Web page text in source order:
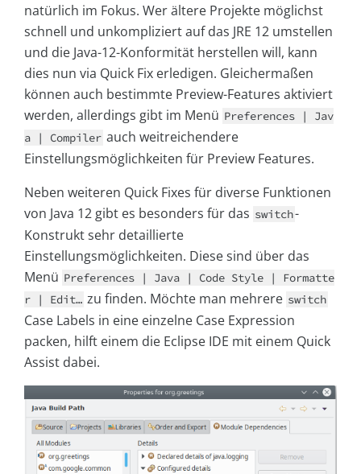
natürlich im Fokus. Wer ältere Projekte möglichst
schnell und unkompliziert auf das JRE 12 umstellen
und die Java-12-Konformität herstellen will, kann
dies nun via Quick Fix erledigen. Gleichermaßen
können auch bestimmte Preview-Features aktiviert
werden, allerdings gibt im Menü Preferences | Jav
a | Compiler auch weitreichendere
Einstellungsmöglichkeiten für Preview Features.
Neben weiteren Quick Fixes für diverse Funktionen
von Java 12 gibt es besonders für das switch-
Konstrukt sehr detaillierte
Einstellungsmöglichkeiten. Diese sind über das
Menü Preferences | Java | Code Style | Formatte
r | Edit… zu finden. Möchte man mehrere switch
Case Labels in eine einzelne Case Expression
packen, hilft einem die Eclipse IDE mit einem Quick
Assist dabei.